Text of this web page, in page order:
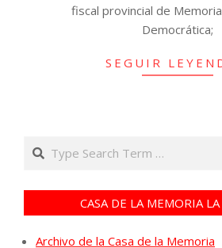
fiscal provincial de
Democrática;
SEGUIR
Search
CASA DE LA MEMORIA
Archivo de la Casa de la Memoria